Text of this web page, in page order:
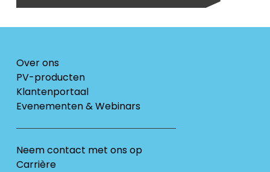
Over ons
PV-producten
Klantenportaal
Evenementen & Webinars
Neem contact met ons op
Carrière